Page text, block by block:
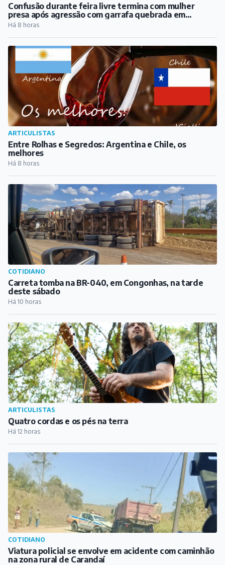
Confusão durante feira livre termina com mulher
presa após agressão com garrafa quebrada em
Barbacena
Há 8 horas
ARTICULISTAS
Entre Rolhas e Segredos: Argentina e Chile, os
melhores
Há 8 horas
COTIDIANO
Carreta tomba na BR-040, em Congonhas, na tarde
deste sábado
Há 10 horas
ARTICULISTAS
Quatro cordas e os pés na terra
Há 12 horas
COTIDIANO
Viatura policial se envolve em acidente com caminhão
na zona rural de Carandaí